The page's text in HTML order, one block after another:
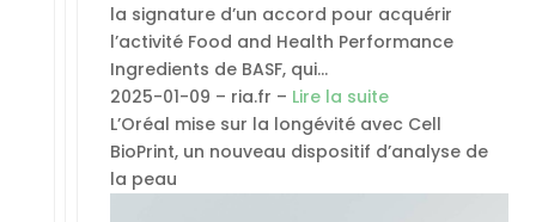
la signature d’un accord pour acquérir
l’activité Food and Health Performance
Ingredients de BASF, qui…
2025-01-09 – ria.fr – Lire la suite
L’Oréal mise sur la longévité avec Cell
BioPrint, un nouveau dispositif d’analyse de
la peau